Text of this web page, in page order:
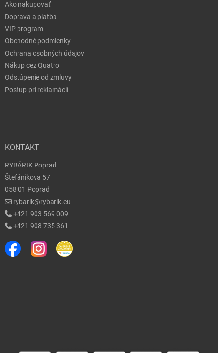
Ako nakupovať
Doprava a platba
VIP program
Obchodné podmienky
Ochrana osobných údajov
Nákup cez Quatro
Odstúpenie od zmluvy
Postup pri reklamácií
KONTAKT
RYBÁRIK Poprad
Štefánikova 57
058 01 Poprad
rybarik@rybarik.eu
+421 903 569 009
+421 908 735 361